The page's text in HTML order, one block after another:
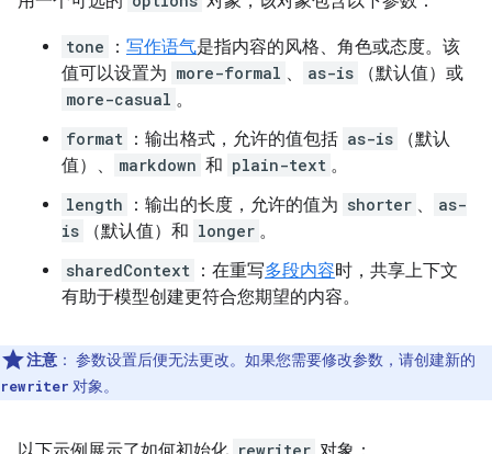
tone ： 写作语气是指内容的风格、角色或态度。该
值可以设置为 more-formal 、 as-is （默认值）或
more-casual 。
format ：输出格式，允许的值包括 as-is
（默认
值）、
markdown 和 plain-text 。
length ：输出的长度，允许的值为 shorter 、
as-
is
（默认值）和 longer 。
sharedContext ：在重写多段内容时，共享上下文
有助于模型创建更符合您期望的内容。
注意 ： 参数设置后便无法更改。如果您需要修改参数，请创建新的
rewriter 对象。